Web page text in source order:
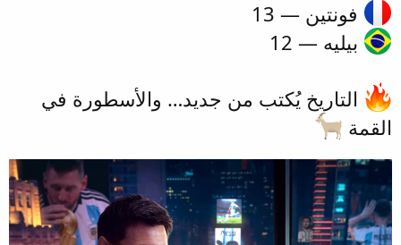
فونتين — 13
بيليه — 12
التاريخ يُكتب من جديد… والأسطورة في
القمة